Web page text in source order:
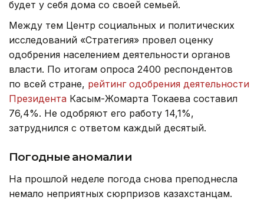
будет у себя дома со своей семьей.
Между тем Центр социальных и политических
исследований «Стратегия» провел оценку
одобрения населением деятельности органов
власти. По итогам опроса 2400 респондентов
по всей стране, рейтинг одобрения деятельности
Президента Касым-Жомарта Токаева составил
76,4%. Не одобряют его работу 14,1%,
затруднился с ответом каждый десятый.
Погодные аномалии
На прошлой неделе погода снова преподнесла
немало неприятных сюрпризов казахстанцам.